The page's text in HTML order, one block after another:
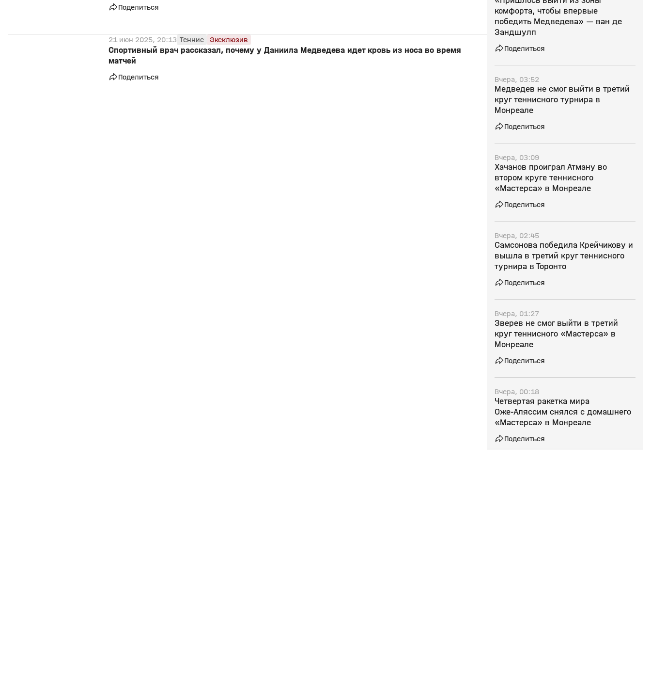
Поделиться
21 июн 2025, 20:13 Теннис Эксклюзив
Спортивный врач рассказал, почему у Даниила Медведева идет кровь из носа во время
матчей
Поделиться
комфорта, чтобы впервые
победить Медведева» — ван де
Зандшулп
Поделиться
Вчера, 03:52
Медведев не смог выйти в третий
круг теннисного турнира в
Монреале
Поделиться
Вчера, 03:09
Хачанов проиграл Атману во
втором круге теннисного
«Мастерса» в Монреале
Поделиться
Вчера, 02:45
Самсонова победила Крейчикову и
вышла в третий круг теннисного
турнира в Торонто
Поделиться
Вчера, 01:27
Зверев не смог выйти в третий
круг теннисного «Мастерса» в
Монреале
Поделиться
Вчера, 00:18
Четвертая ракетка мира
Оже‑Аляссим снялся с домашнего
«Мастерса» в Монреале
Поделиться